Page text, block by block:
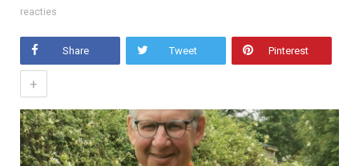
reacties
Share Tweet Pinterest
+